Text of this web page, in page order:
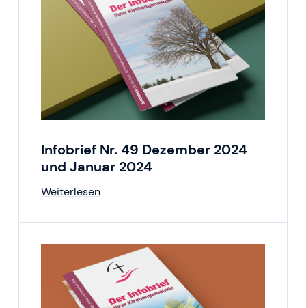
Infobrief Nr. 49 Dezember 2024
und Januar 2024
Weiterlesen